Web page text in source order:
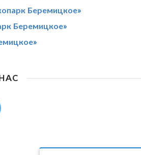
Беремицкое»
Беремицкое»